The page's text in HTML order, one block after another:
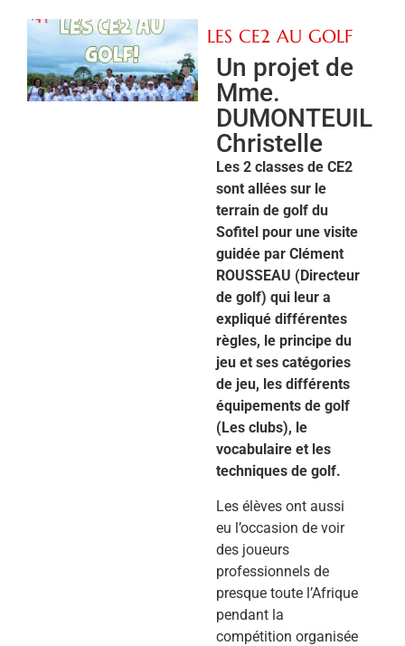
LES CE2 AU GOLF
Un projet de
Mme.
DUMONTEUIL
Christelle
Les 2 classes de CE2
sont allées sur le
terrain de golf du
Sofitel pour une visite
guidée par Clément
ROUSSEAU (Directeur
de golf) qui leur a
expliqué différentes
règles, le principe du
jeu et ses catégories
de jeu, les différents
équipements de golf
(Les clubs), le
vocabulaire et les
techniques de golf.
Les élèves ont aussi
eu l’occasion de voir
des joueurs
professionnels de
presque toute l’Afrique
pendant la
compétition organisée